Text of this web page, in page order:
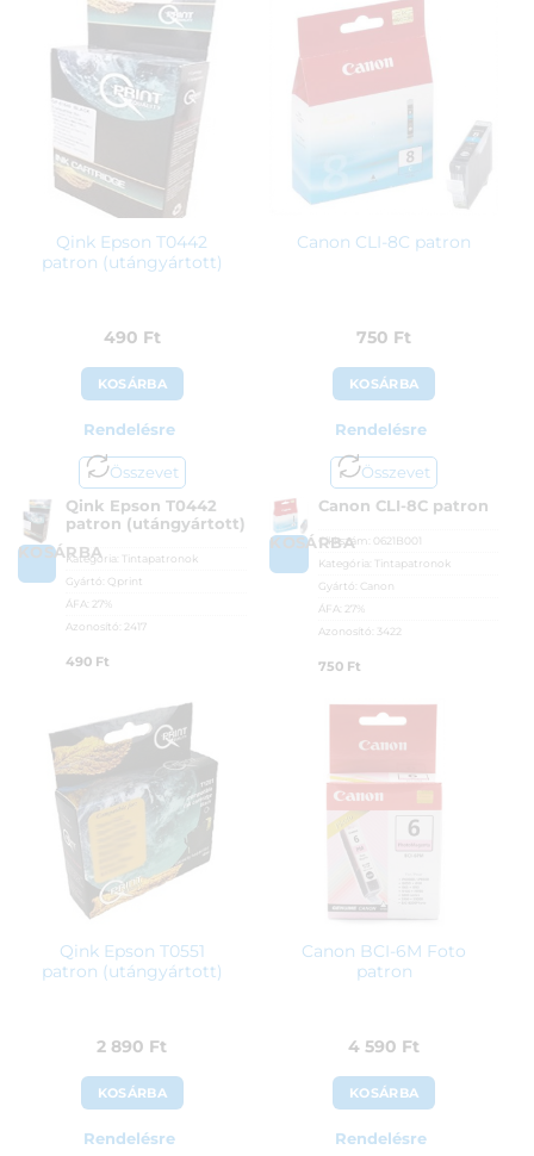
Qink Epson T0442
patron (utángyártott)
490 Ft
KOSÁRBA
Rendelésre
Összevet
KOSÁRBA
Qink Epson T0442
patron (utángyártott)
Kategória:
Tintapatronok
Gyártó: Qprint
ÁFA:
27%
Azonosító:
2417
490 Ft
Canon CLI-8C patron
750 Ft
KOSÁRBA
Rendelésre
Összevet
KOSÁRBA
Canon CLI-8C patron
Cikkszám: 0621B001
Kategória:
Tintapatronok
Gyártó: Canon
ÁFA:
27%
Azonosító:
3422
750 Ft
Qink Epson T0551
patron (utángyártott)
2 890 Ft
KOSÁRBA
Rendelésre
Canon BCI-6M Foto
patron
4 590 Ft
KOSÁRBA
Rendelésre